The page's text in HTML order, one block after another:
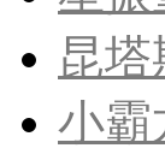
昆塔
小霸